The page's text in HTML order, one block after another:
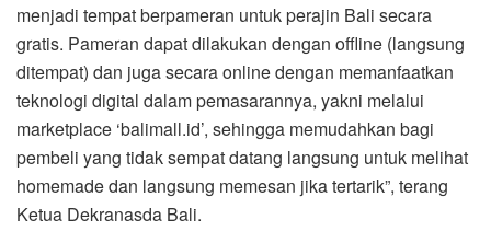
menjadi tempat berpameran untuk perajin Bali secara
gratis. Pameran dapat dilakukan dengan offline (langsung
ditempat) dan juga secara online dengan memanfaatkan
teknologi digital dalam pemasarannya, yakni melalui
marketplace ‘balimall.id’, sehingga memudahkan bagi
pembeli yang tidak sempat datang langsung untuk melihat
homemade dan langsung memesan jika tertarik”, terang
Ketua Dekranasda Bali.